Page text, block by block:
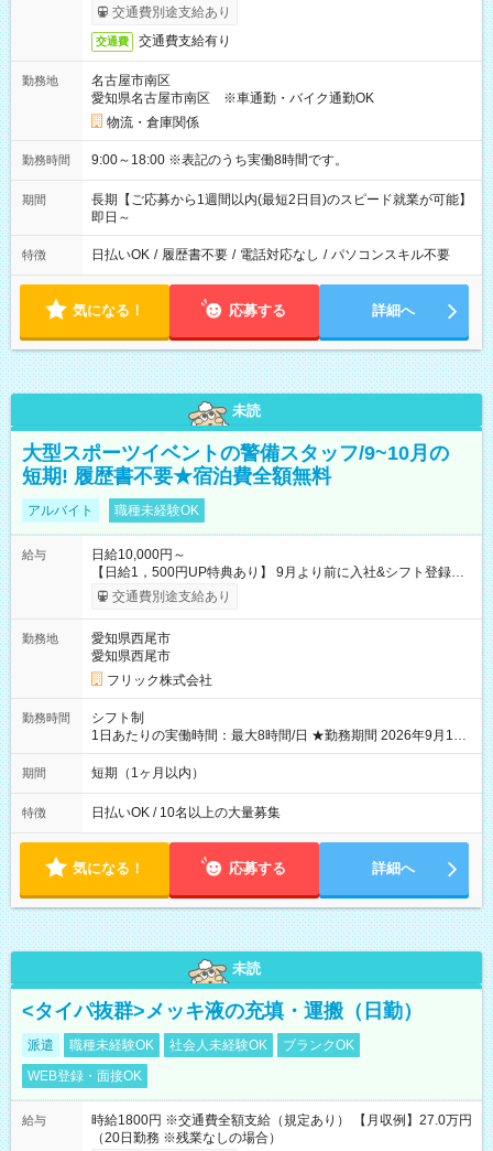
交通費別途支給あり
交通費 交通費支給有り
勤務地
名古屋市南区
愛知県名古屋市南区 ※車通勤・バイク通勤OK
物流・倉庫関係
勤務時間 9:00～18:00 ※表記のうち実働8時間です。
期間
長期【ご応募から1週間以内(最短2日目)のスピード就業が可能】
即日～
特徴 日払いOK / 履歴書不要 / 電話対応なし / パソコンスキル不要
気になる！ 応募する 詳細へ
未読
大型スポーツイベントの警備スタッフ/9~10月の
短期! 履歴書不要★宿泊費全額無料
アルバイト 職種未経験OK
給与
日給10,000円～
【日給1，500円UP特典あり】 9月より前に入社&シフト登録す
ると 期間中(9/16~10/23) の日給がUP! 日給1万1500円でしっか
り稼げます♪ 【試用期間】試用期間なし
交通費別途支給あり
勤務地
愛知県西尾市
愛知県西尾市
フリック株式会社
勤務時間
シフト制
1日あたりの実働時間：最大8時間/日 ★勤務期間 2026年9月16
日~2026年10月23日 短期勤務OK! 期間中フル勤務できる方優遇
※週3~5日勤務(勤務日数応相談) ※期間前から勤務スタートも可
り ※夜勤シフトあり
期間 短期（1ヶ月以内）
特徴 日払いOK / 10名以上の大量募集
気になる！ 応募する 詳細へ
未読
<タイパ抜群>メッキ液の充填・運搬（日勤）
派遣 職種未経験OK 社会人未経験OK
ブランクOK
WEB登録・面接OK
給与
時給1800円 ※交通費全額支給（規定あり） 【月収例】27.0万円
（20日勤務 ※残業なしの場合）